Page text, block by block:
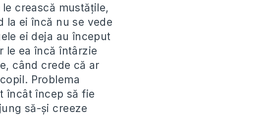
crească mustăţile,
la ei încă nu se vede
ei deja au început
le ea încă întârzie
când crede că ar
Problema
încât încep să fie
să-şi creeze